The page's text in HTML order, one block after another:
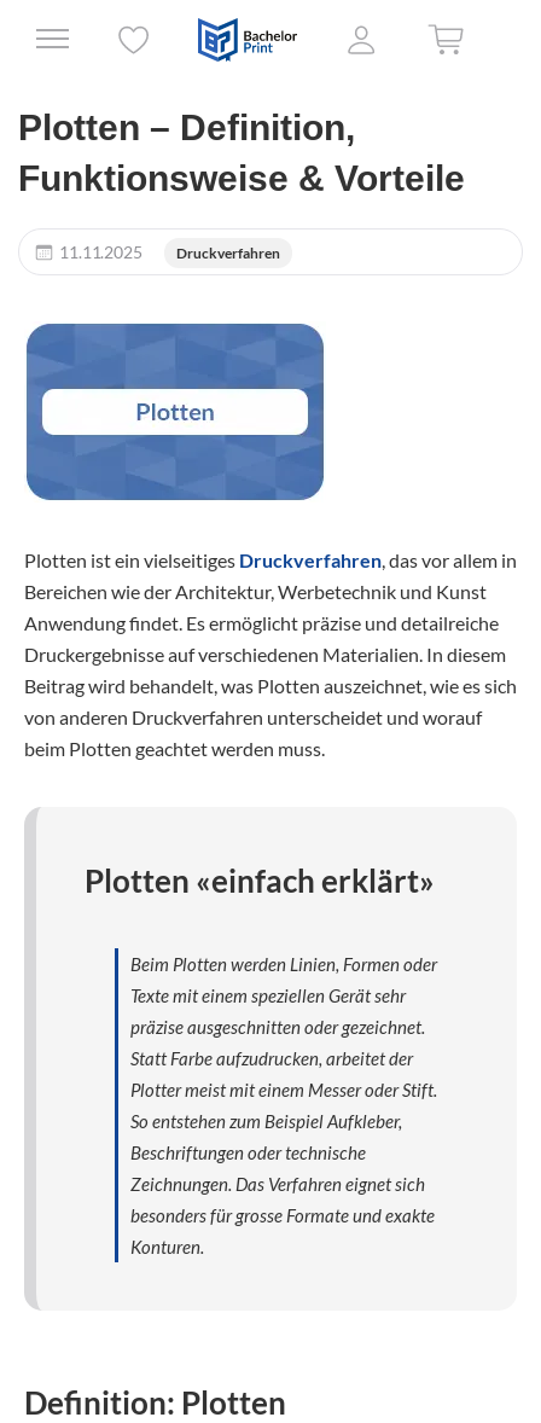
Plotten – Definition,
Funktionsweise & Vorteile
11.11.2025 Druckverfahren
Plotten ist ein vielseitiges Druckverfahren, das vor allem in
Bereichen wie der Architektur, Werbetechnik und Kunst
Anwendung findet. Es ermöglicht präzise und detailreiche
Druckergebnisse auf verschiedenen Materialien. In diesem
Beitrag wird behandelt, was Plotten auszeichnet, wie es sich
von anderen Druckverfahren unterscheidet und worauf
beim Plotten geachtet werden muss.
Plotten «einfach erklärt»
Beim Plotten werden Linien, Formen oder
Texte mit einem speziellen Gerät sehr
präzise ausgeschnitten oder gezeichnet.
Statt Farbe aufzudrucken, arbeitet der
Plotter meist mit einem Messer oder Stift.
So entstehen zum Beispiel Aufkleber,
Beschriftungen oder technische
Zeichnungen. Das Verfahren eignet sich
besonders für grosse Formate und exakte
Konturen.
Definition: Plotten